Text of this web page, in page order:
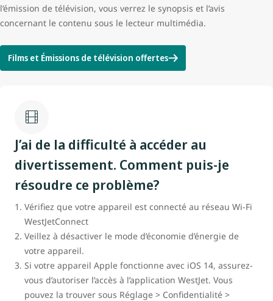
l’émission de télévision, vous verrez le synopsis et l’avis
concernant le contenu sous le lecteur multimédia.
Films et Émissions de télévision offertes
J’ai de la difficulté à accéder au
divertissement. Comment puis-je
résoudre ce problème?
Vérifiez que votre appareil est connecté au réseau Wi-Fi
WestJetConnect
Veillez à désactiver le mode d’économie d’énergie de
votre appareil.
Si votre appareil Apple fonctionne avec iOS 14, assurez-
vous d’autoriser l’accès à l’application WestJet. Vous
pouvez la trouver sous Réglage > Confidentialité >